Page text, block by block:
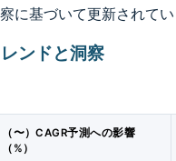
に基づいて更新されてい
ンドと洞察
（〜）CAGR予測への影響
（%）